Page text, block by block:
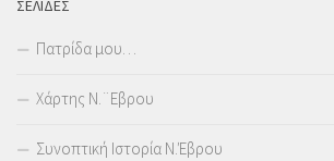
ΣΕΛΊΔΕΣ
Πατρίδα μου…
Χάρτης Ν.¨Εβρου
Συνοπτική Ιστορία Ν.Έβρου